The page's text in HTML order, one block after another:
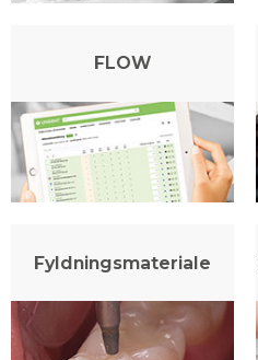
FLOW
Fyldningsmateriale